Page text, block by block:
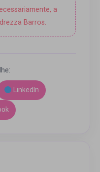
a
Barros.
LinkedIn